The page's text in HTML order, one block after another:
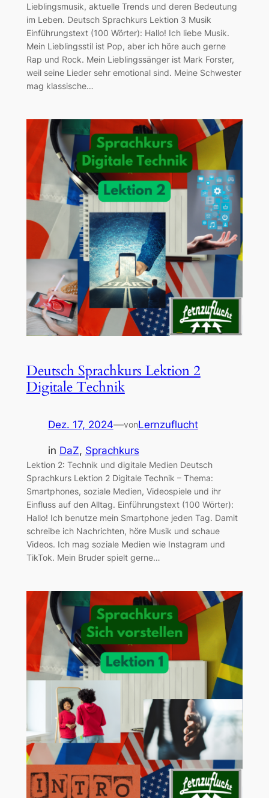
Lieblingsmusik, aktuelle Trends und deren Bedeutung
im Leben. Deutsch Sprachkurs Lektion 3 Musik
Einführungstext (100 Wörter): Hallo! Ich liebe Musik.
Mein Lieblingsstil ist Pop, aber ich höre auch gerne
Rap und Rock. Mein Lieblingssänger ist Mark Forster,
weil seine Lieder sehr emotional sind. Meine Schwester
mag klassische…
Deutsch Sprachkurs Lektion 2
Digitale Technik
Dez. 17, 2024—vonLernzuflucht
in DaZ, Sprachkurs
Lektion 2: Technik und digitale Medien Deutsch
Sprachkurs Lektion 2 Digitale Technik – Thema:
Smartphones, soziale Medien, Videospiele und ihr
Einfluss auf den Alltag. Einführungstext (100 Wörter):
Hallo! Ich benutze mein Smartphone jeden Tag. Damit
schreibe ich Nachrichten, höre Musik und schaue
Videos. Ich mag soziale Medien wie Instagram und
TikTok. Mein Bruder spielt gerne…